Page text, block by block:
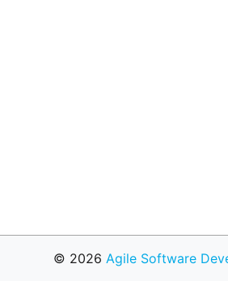
© 2026 Agile Software